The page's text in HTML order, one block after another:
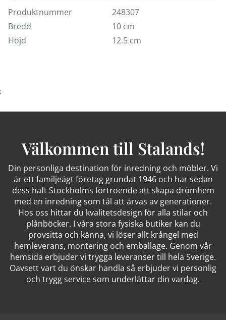
Produktnummer
248307
Bredd
10 cm
Höjd
12.5 cm
;
Välkommen till Stalands!
Din personliga destination för inredning och möbler. Vi
är ett familjeägt företag grundat 1946 och har sedan
dess haft Stockholms förtroende att skapa drömhem
med en inredning som tål att ärvas av generationer.
Hos oss hittar du kvalitetsdesign för alla stilar och
plånböcker. I våra stora fysiska butiker kan du
provsitta och känna, vi löser allt krångel med
hemleverans, montering och emballage. Genom vår
hemsida erbjuder vi trygga leveranser till hela Sverige.
Oavsett vart du önskar handla så erbjuder vi personlig
och trygg service som underlättar din vardag.